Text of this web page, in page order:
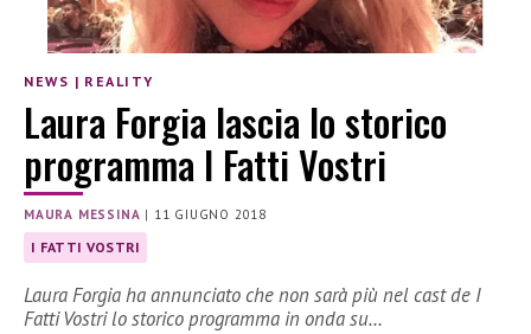
NEWS | REALITY
Laura Forgia lascia lo storico
programma I Fatti Vostri
MAURA MESSINA | 11 GIUGNO 2018
I FATTI VOSTRI
Laura Forgia ha annunciato che non sarà più nel cast de I
Fatti Vostri lo storico programma in onda su…